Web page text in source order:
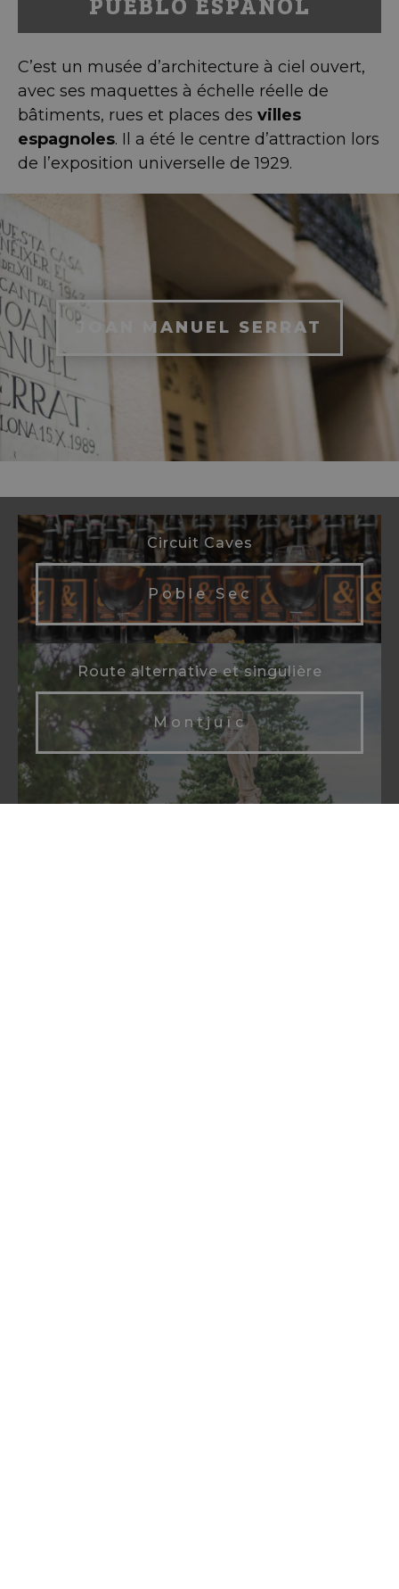
C’est un musée d’architecture à ciel ouvert,
avec ses maquettes à échelle réelle de
bâtiments, rues et places des villes
espagnoles. Il a été le centre d’attraction lors
de l’exposition universelle de 1929.
JOAN MANUEL SERRAT
Route alternative et singulière
Montjuïc
Circuit Caves
Poble Sec